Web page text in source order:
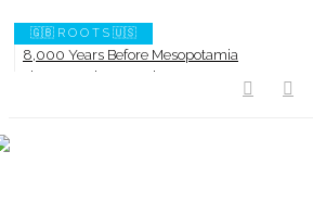
🇬🇧 R O O T S 🇺🇸
8,000 Years Before Mesopotamia
The Burned House Phenomenon
How AI Systems understand History or Culture